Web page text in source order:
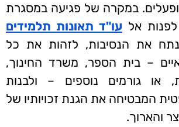
במקרה של פגיעה במסגרת
לפנות אל עו"ד תאונות תלמידים
את הנסיבות, לזהות את כל
– בית הספר, משרד החינוך,
או גורמים נוספים – ולבנות
המבטיחה את הגנת זכויותיו של
והארוך.